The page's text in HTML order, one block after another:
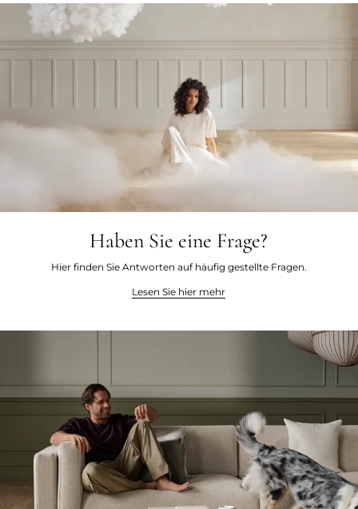
Haben Sie eine Frage?
Hier finden Sie Antworten auf häufig gestellte Fragen.
Lesen Sie hier mehr